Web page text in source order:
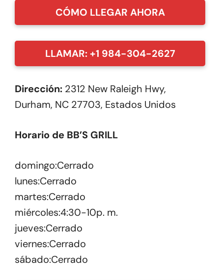
CÓMO LLEGAR AHORA
LLAMAR: +1 984-304-2627
Dirección: 2312 New Raleigh Hwy,
Durham, NC 27703, Estados Unidos
Horario de BB’S GRILL
domingo:Cerrado
lunes:Cerrado
martes:Cerrado
miércoles:4:30-10p. m.
jueves:Cerrado
viernes:Cerrado
sábado:Cerrado